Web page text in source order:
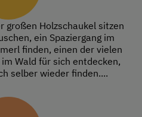
großen Holzschaukel sitzen
ein Spaziergang im
finden, einen der vielen
Wald für sich entdecken,
selber wieder finden....